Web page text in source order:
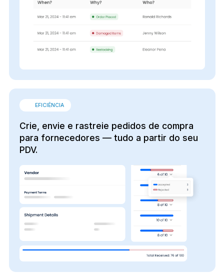
EFICIÊNCIA
Crie, envie e rastreie pedidos de compra
para fornecedores — tudo a partir do seu
PDV.